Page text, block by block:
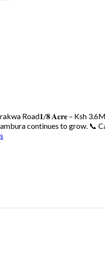
Road𝟏/𝟖 𝐀𝐜𝐫𝐞 – Ksh 3.6M
continues to grow. 📞